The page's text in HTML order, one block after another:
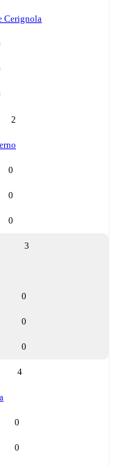
Cerignola
2
0
0
0
3
0
0
0
4
0
0